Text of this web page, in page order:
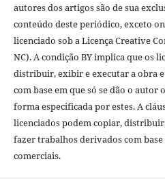
autores dos artigos são de sua
conteúdo deste periódico, exceto
licenciado sob a Licença Creative
NC). A condição BY implica que os
distribuir, exibir e executar a obra
com base em que só se dão o autor
forma especificada por estes. A
licenciados podem copiar,
fazer trabalhos derivados com base
comerciais.